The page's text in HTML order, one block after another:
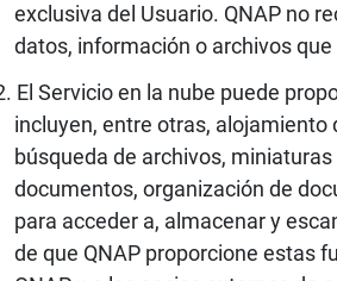
exclusiva del Usuario. QNAP no
datos, información o archivos
El Servicio en la nube puede
incluyen, entre otras, alojamiento
búsqueda de archivos,
documentos, organización de
para acceder a, almacenar y
de que QNAP proporcione estas